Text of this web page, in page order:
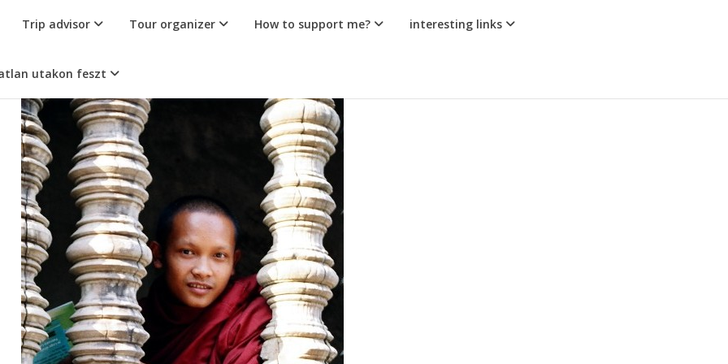
Trip advisor Tour organizer How to support me? interesting links
utakon feszt